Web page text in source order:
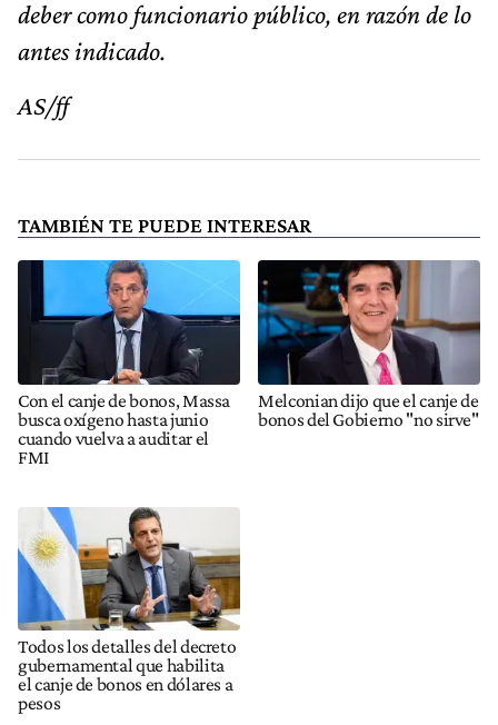
deber como funcionario público, en razón de lo
antes indicado.
AS/ff
TAMBIÉN TE PUEDE INTERESAR
Con el canje de bonos, Massa
busca oxígeno hasta junio
cuando vuelva a auditar el
FMI
Melconian dijo que el canje de
bonos del Gobierno "no sirve"
Todos los detalles del decreto
gubernamental que habilita
el canje de bonos en dólares a
pesos